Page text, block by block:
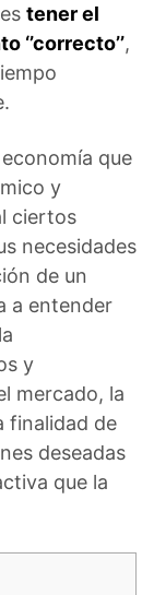
tener el
‘’correcto’’,
que
y
ciertos
necesidades
de un
a entender
y
mercado, la
finalidad de
deseadas
que la